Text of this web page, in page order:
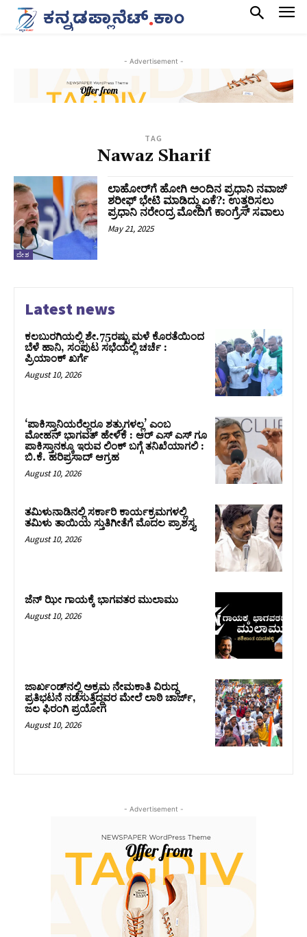
- Advertisement -
TAG
Nawaz Sharif
ದೇಶ
ಲಾಹೋರ್‌ಗೆ ಹೋಗಿ ಅಂದಿನ ಪ್ರಧಾನಿ ನವಾಜ್
ಶರೀಫ್ ಭೇಟಿ ಮಾಡಿದ್ದು ಏಕೆ?: ಉತ್ತರಿಸಲು
ಪ್ರಧಾನಿ ನರೇಂದ್ರ ಮೋದಿಗೆ ಕಾಂಗ್ರೆಸ್‌ ಸವಾಲು
May 21, 2025
Latest news
ಕಲಬುರಗಿಯಲ್ಲಿ ಶೇ.75ರಷ್ಟು ಮಳೆ ಕೊರತೆಯಿಂದ
ಬೆಳೆ ಹಾನಿ, ಸಂಪುಟ‌ ಸಭೆಯಲ್ಲಿ ಚರ್ಚೆ :
ಪ್ರಿಯಾಂಕ್ ಖರ್ಗೆ
August 10, 2026
‘ಪಾಕಿಸ್ತಾನಿಯರೆಲ್ಲರೂ ಶತ್ರುಗಳಲ್ಲ’ ಎಂಬ
ಮೋಹನ್‌ ಭಾಗವತ್ ಹೇಳಿಕೆ : ಆರ್ ಎಸ್ ಎಸ್ ಗೂ
ಪಾಕಿಸ್ತಾನಕ್ಕೂ ಇರುವ ಲಿಂಕ್ ಬಗ್ಗೆ ತನಿಖೆಯಾಗಲಿ :
ಬಿ.ಕೆ. ಹರಿಪ್ರಸಾದ್‌ ಆಗ್ರಹ
August 10, 2026
ತಮಿಳುನಾಡಿನಲ್ಲಿ ಸರ್ಕಾರಿ ಕಾರ್ಯಕ್ರಮಗಳಲ್ಲಿ
ತಮಿಳು ತಾಯಿಯ ಸ್ತುತಿಗೀತೆಗೆ ಮೊದಲ ಪ್ರಾಶಸ್ತ್ಯ
August 10, 2026
ಜೆನ್ ಝೀ ಗಾಯಕ್ಕೆ ಭಾಗವತರ ಮುಲಾಮು
August 10, 2026
ಜಾರ್ಖಂಡ್‌ನಲ್ಲಿ ಅಕ್ರಮ ನೇಮಕಾತಿ ವಿರುದ್ಧ
ಪ್ರತಿಭಟನೆ ನಡೆಸುತ್ತಿದ್ದವರ ಮೇಲೆ ಲಾಠಿ ಚಾರ್ಜ್‌,
ಜಲ ಫಿರಂಗಿ ಪ್ರಯೋಗ
August 10, 2026
- Advertisement -